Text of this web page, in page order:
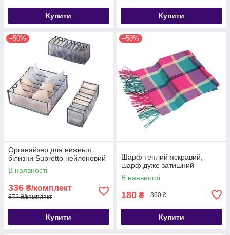
Купити Купити
–50%
Органайзер для нижньої
білизни Supretto нейлоновий
В наявності
336 ₴/комплект
672 ₴/комплект
Купити
–50%
Шарф теплий яскравий,
шарф дуже затишний
В наявності
180 ₴ 360 ₴
Купити